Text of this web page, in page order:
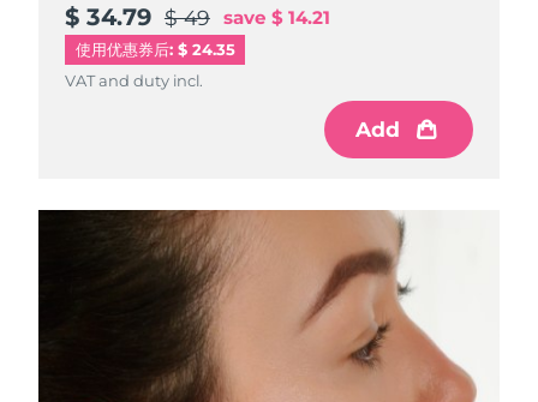
$ 34.79 $ 49 save $ 14.21
使用优惠券后: $ 24.35
VAT and duty incl.
Add
$ 34.79 $ 49 save $ 14.21
VAT and duty incl.
Add
$ 34.79 $ 49 save $ 14.21
VAT and duty incl.
Add